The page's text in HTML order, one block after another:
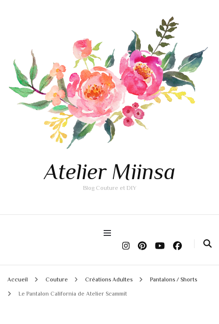
Atelier Miinsa
Blog Couture et DIY
Accueil Couture Créations Adultes Pantalons / Shorts
Le Pantalon California de Atelier Scammit